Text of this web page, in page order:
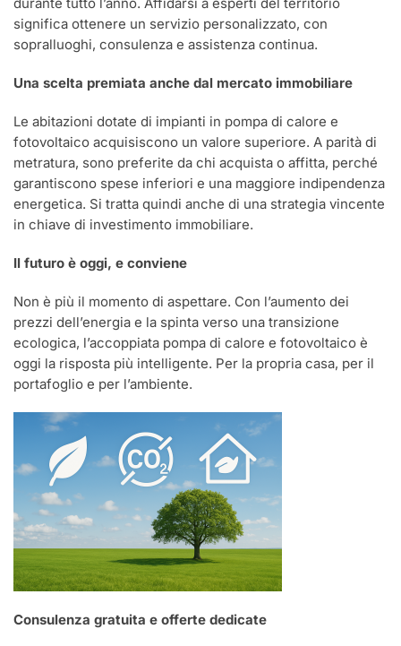
significa ottenere un servizio personalizzato, con
sopralluoghi, consulenza e assistenza continua.
Una scelta premiata anche dal mercato immobiliare
Le abitazioni dotate di impianti in pompa di calore e
fotovoltaico acquisiscono un valore superiore. A parità di
metratura, sono preferite da chi acquista o affitta, perché
garantiscono spese inferiori e una maggiore indipendenza
energetica. Si tratta quindi anche di una strategia vincente
in chiave di investimento immobiliare.
Il futuro è oggi, e conviene
Non è più il momento di aspettare. Con l’aumento dei
prezzi dell’energia e la spinta verso una transizione
ecologica, l’accoppiata pompa di calore e fotovoltaico è
oggi la risposta più intelligente. Per la propria casa, per il
portafoglio e per l’ambiente.
Consulenza gratuita e offerte dedicate